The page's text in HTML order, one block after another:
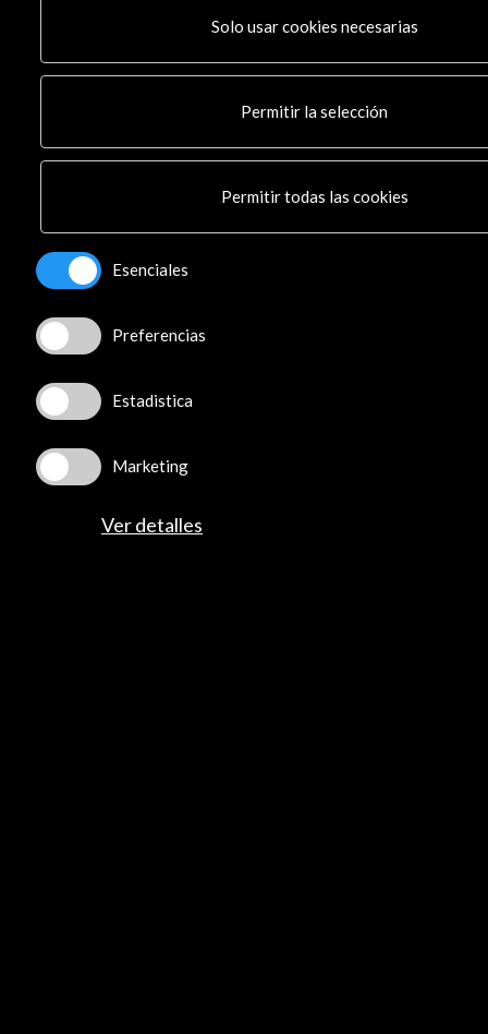
Facebook
Flickr
TikTok
© Acción Cultural Española (AC/E) /
Privacidad y de Cookies
Solo usar cookies necesarias
Permitir la selección
Permitir todas las cookies
Esenciales
Preferencias
Estadistica
Marketing
Ver detalles